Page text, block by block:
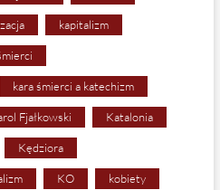
kapitalizm
kara śmierci a katechizm
Fjałkowski Katalonia
Kędziora
KO kobiety